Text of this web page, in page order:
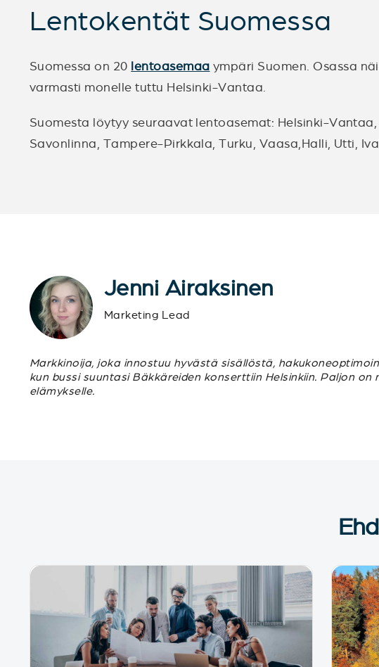
Lentokentät Suomessa
Suomessa on 20 lentoasemaa ympäri Suomen. Osassa
varmasti monelle tuttu Helsinki-Vantaa.
Suomesta löytyy seuraavat lentoasemat: Helsinki-
Savonlinna, Tampere-Pirkkala, Turku, Vaasa,Halli, Utti,
Jenni Airaksinen
Marketing Lead
Markkinoija, joka innostuu hyvästä sisällöstä,
kun bussi suuntasi Bäkkäreiden konserttiin Helsinkiin. Paljon
elämykselle.